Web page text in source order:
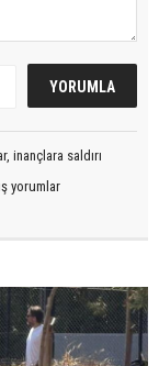
inançlara saldırı
yorumlar